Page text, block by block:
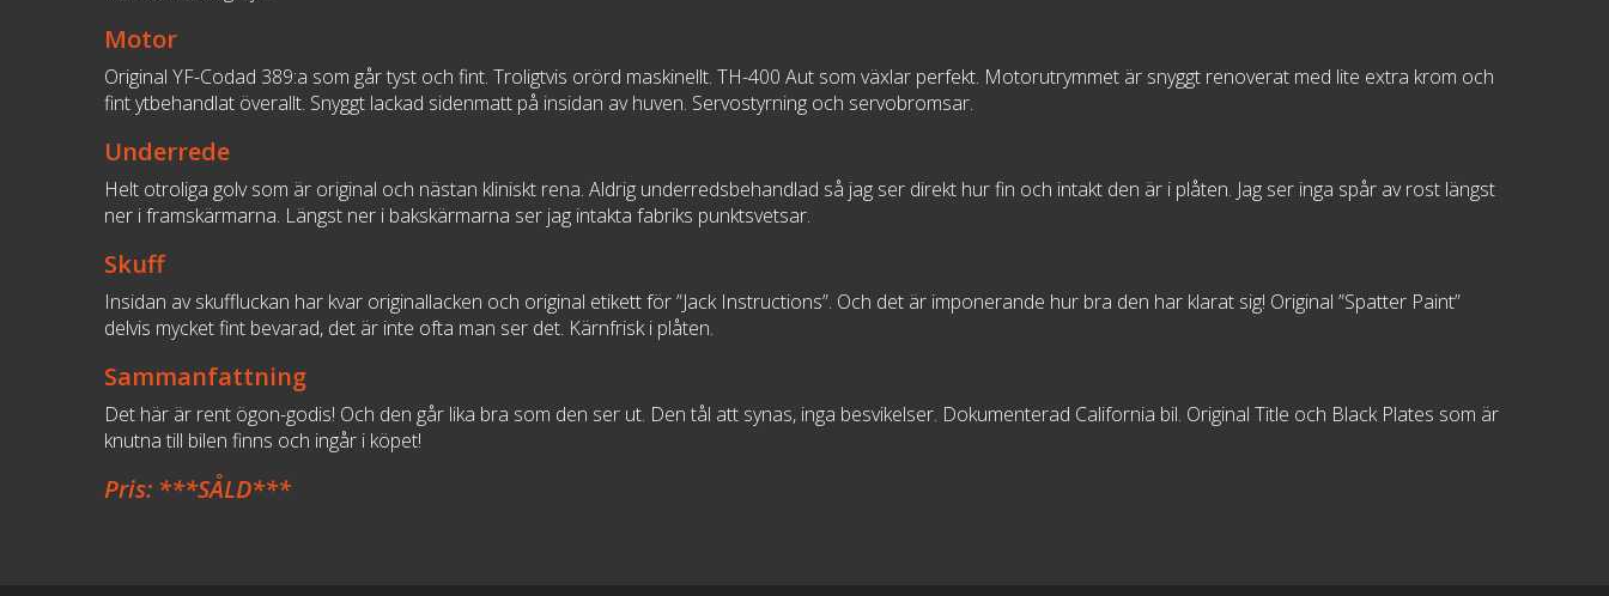
Motor
Original YF-Codad 389:a som går tyst och fint. Troligtvis orörd maskinellt. TH-400 Aut som växlar perfekt. Motorutrymmet är snyggt renoverat med lite extra krom och
fint ytbehandlat överallt. Snyggt lackad sidenmatt på insidan av huven. Servostyrning och servobromsar.
Underrede
Helt otroliga golv som är original och nästan kliniskt rena. Aldrig underredsbehandlad så jag ser direkt hur fin och intakt den är i plåten. Jag ser inga spår av rost längst
ner i framskärmarna. Längst ner i bakskärmarna ser jag intakta fabriks punktsvetsar.
Skuff
Insidan av skuffluckan har kvar originallacken och original etikett för ”Jack Instructions”. Och det är imponerande hur bra den har klarat sig! Original ”Spatter Paint”
delvis mycket fint bevarad, det är inte ofta man ser det. Kärnfrisk i plåten.
Sammanfattning
Det här är rent ögon-godis! Och den går lika bra som den ser ut. Den tål att synas, inga besvikelser. Dokumenterad California bil. Original Title och Black Plates som är
knutna till bilen finns och ingår i köpet!
Pris: ***SÅLD***